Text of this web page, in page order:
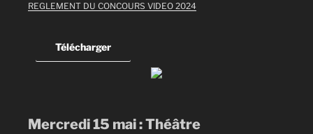
REGLEMENT DU CONCOURS VIDEO 2024
Télécharger
Mercredi 15 mai : Théâtre